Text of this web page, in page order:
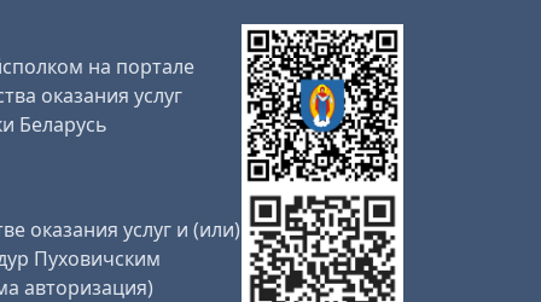
на портале
оказания услуг
Беларусь
оказания услуг и (или)
Пуховичским
авторизация)